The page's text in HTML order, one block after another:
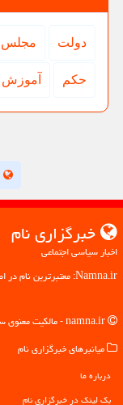
دولت مجلس
حكم آموزش
خبرگزاری نام
اخبار سیاسی اجتماعی
Namna.ir: معتبرترین نام در اطلاع رسانی اخبار سیاسی و اجتماعی، گامی مطمئن به سوی آگاهی
میانبرهای خبرگزاری نام
درباره ما
بک لینک در خبرگزاری نام